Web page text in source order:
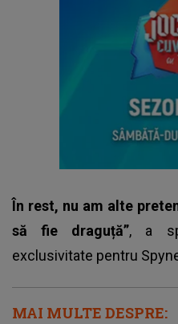
În rest, nu am alte
să fie draguță”, a
exclusivitate pentru
MAI MULTE DESPRE: